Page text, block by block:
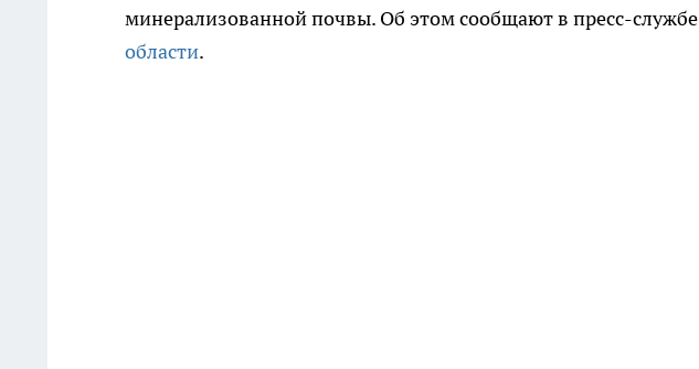
минерализованной почвы. Об этом сообщают в пресс-службе
области.